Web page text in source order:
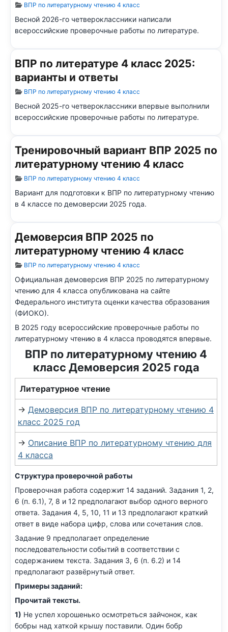
Информация о материале
ВПР по литературному чтению 4 класс
Весной 2026-го четвероклассники написали
всероссийские проверочные работы по литературе.
ВПР по литературе 4 класс 2025:
варианты и ответы
Информация о материале
ВПР по литературному чтению 4 класс
Весной 2025-го четвероклассники впервые выполнили
всероссийские проверочные работы по литературе.
Тренировочный вариант ВПР 2025 по
литературному чтению 4 класс
Информация о материале
ВПР по литературному чтению 4 класс
Вариант для подготовки к ВПР по литературному чтению
в 4 классе по демоверсии 2025 года.
Демоверсия ВПР 2025 по
литературному чтению 4 класс
Информация о материале
ВПР по литературному чтению 4 класс
Официальная демоверсия ВПР 2025 по литературному
чтению для 4 класса опубликована на сайте
Федерального института оценки качества образования
(ФИОКО).
В 2025 году всероссийские проверочные работы по
литературному чтению в 4 класса проводятся впервые.
ВПР по литературному чтению 4
класс Демоверсия 2025 года
Литературное чтение
→ Демоверсия ВПР по литературному чтению 4
класс 2025 год
→ Описание ВПР по литературному чтению для
4 класса
Структура проверочной работы
Проверочная работа содержит 14 заданий. Задания 1, 2,
6 (п. 6.1), 7, 8 и 12 предполагают выбор одного верного
ответа. Задания 4, 5, 10, 11 и 13 предполагают краткий
ответ в виде набора цифр, слова или сочетания слов.
Задание 9 предполагает определение
последовательности событий в соответствии с
содержанием текста. Задания 3, 6 (п. 6.2) и 14
предполагают развёрнутый ответ.
Примеры заданий:
Прочитай тексты.
1) Не успел хорошенько осмотреться зайчонок, как
бобры над хаткой крышу поставили. Один бобр